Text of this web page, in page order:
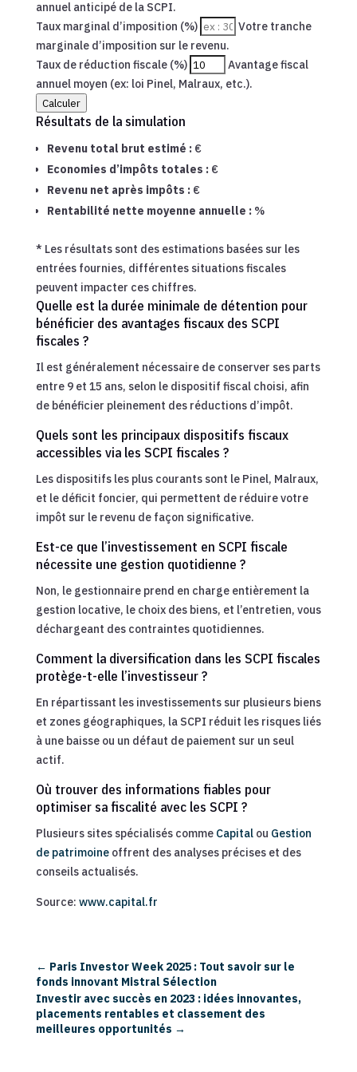
annuel anticipé de la SCPI.
Taux marginal d’imposition (%)
Votre tranche
marginale d’imposition sur le revenu.
Taux de réduction fiscale (%)
Avantage fiscal
annuel moyen (ex: loi Pinel, Malraux, etc.).
Calculer
Résultats de la simulation
Revenu total brut estimé : €
Economies d’impôts totales : €
Revenu net après impôts : €
Rentabilité nette moyenne annuelle : %
* Les résultats sont des estimations basées sur les
entrées fournies, différentes situations fiscales
peuvent impacter ces chiffres.
Quelle est la durée minimale de détention pour
bénéficier des avantages fiscaux des SCPI
fiscales ?
Il est généralement nécessaire de conserver ses parts
entre 9 et 15 ans, selon le dispositif fiscal choisi, afin
de bénéficier pleinement des réductions d’impôt.
Quels sont les principaux dispositifs fiscaux
accessibles via les SCPI fiscales ?
Les dispositifs les plus courants sont le Pinel, Malraux,
et le déficit foncier, qui permettent de réduire votre
impôt sur le revenu de façon significative.
Est-ce que l’investissement en SCPI fiscale
nécessite une gestion quotidienne ?
Non, le gestionnaire prend en charge entièrement la
gestion locative, le choix des biens, et l’entretien, vous
déchargeant des contraintes quotidiennes.
Comment la diversification dans les SCPI fiscales
protège-t-elle l’investisseur ?
En répartissant les investissements sur plusieurs biens
et zones géographiques, la SCPI réduit les risques liés
à une baisse ou un défaut de paiement sur un seul
actif.
Où trouver des informations fiables pour
optimiser sa fiscalité avec les SCPI ?
Plusieurs sites spécialisés comme Capitalou Gestion
de patrimoineoffrent des analyses précises et des
conseils actualisés.
Source: www.capital.fr
← Paris Investor Week 2025 : Tout savoir sur le
fonds innovant Mistral Sélection
Investir avec succès en 2023 : idées innovantes,
placements rentables et classement des
meilleures opportunités →